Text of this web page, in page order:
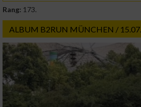
Rang: 173.
ALBUM B2RUN MÜNCHEN /